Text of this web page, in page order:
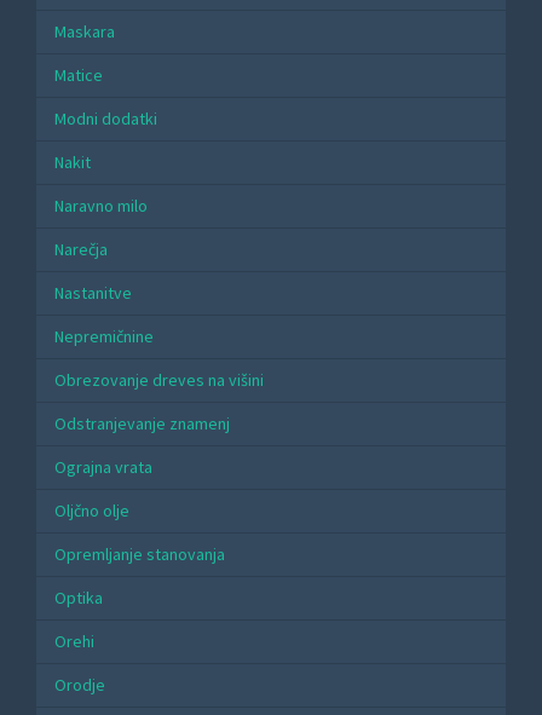
Maskara
Matice
Modni dodatki
Nakit
Naravno milo
Narečja
Nastanitve
Nepremičnine
Obrezovanje dreves na višini
Odstranjevanje znamenj
Ograjna vrata
Oljčno olje
Opremljanje stanovanja
Optika
Orehi
Orodje